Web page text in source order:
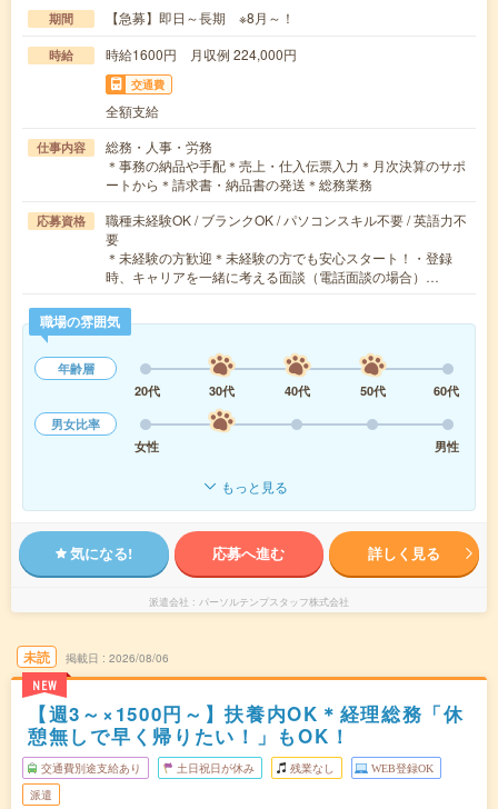
期間 【急募】即日～長期 ※8月～！
時給 時給1600円 月収例 224,000円
交通費
全額支給
仕事内容
総務・人事・労務
＊事務の納品や手配＊売上・仕入伝票入力＊月次決算のサポ
ートから＊請求書・納品書の発送＊総務業務
応募資格
職種未経験OK / ブランクOK / パソコンスキル不要 / 英語力不
要
＊未経験の方歓迎＊未経験の方でも安心スタート！・登録
時、キャリアを一緒に考える面談（電話面談の場合）…
職場の雰囲気
年齢層
20代
30代 40代 50代
60代
男女比率
女性
男性
もっと見る
気になる! 応募へ進む 詳しく見る
派遣会社 パーソルテンプスタッフ株式会社
未読
NEW
掲載日 2026/08/06
【週3～×1500円～】扶養内OK＊経理総務「休
憩無しで早く帰りたい！」もOK！
交通費別途支給あり 土日祝日が休み 残業なし WEB登録OK
派遣